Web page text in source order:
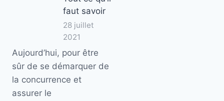
faut savoir
28 juillet
2021
Aujourd’hui, pour être
sûr de se démarquer de
la concurrence et
assurer le